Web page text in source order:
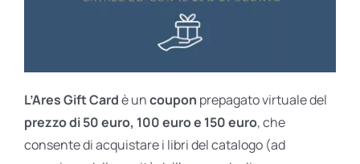
L’Ares Gift Cardè uncoupon prepagato virtuale del
prezzo di 50 euro, 100 euro e 150 euro, che
consente di acquistare i libri del catalogo (ad